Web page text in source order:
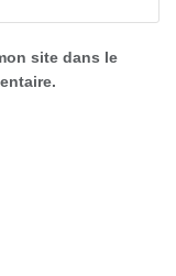
site dans le